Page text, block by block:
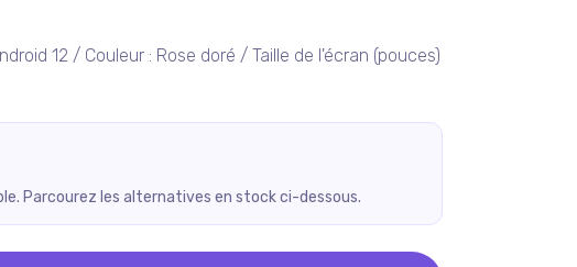
12 / Couleur : Rose doré / Taille de l'écran (pouces)
Parcourez les alternatives en stock ci-dessous.